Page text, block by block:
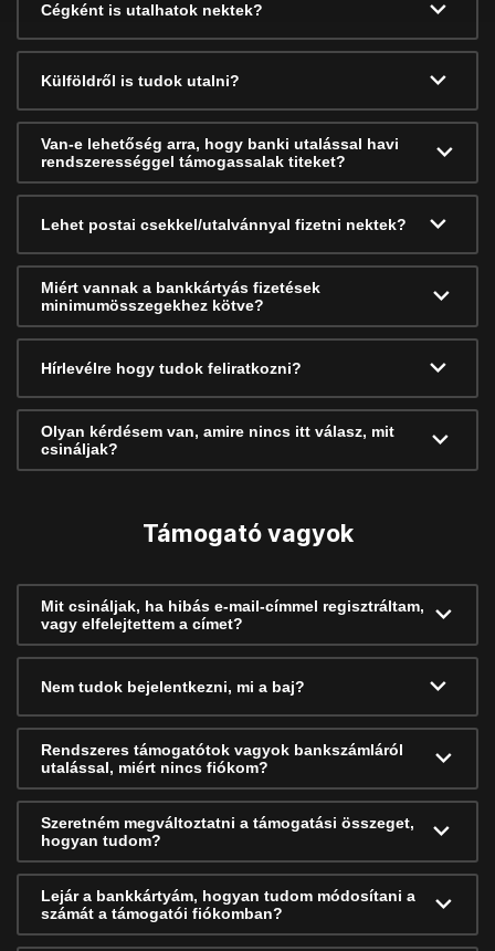
Cégként is utalhatok nektek?
Külföldről is tudok utalni?
Van-e lehetőség arra, hogy banki utalással havi
rendszerességgel támogassalak titeket?
Lehet postai csekkel/utalvánnyal fizetni nektek?
Miért vannak a bankkártyás fizetések
minimumösszegekhez kötve?
Hírlevélre hogy tudok feliratkozni?
Olyan kérdésem van, amire nincs itt válasz, mit
csináljak?
Támogató vagyok
Mit csináljak, ha hibás e-mail-címmel regisztráltam,
vagy elfelejtettem a címet?
Nem tudok bejelentkezni, mi a baj?
Rendszeres támogatótok vagyok bankszámláról
utalással, miért nincs fiókom?
Szeretném megváltoztatni a támogatási összeget,
hogyan tudom?
Lejár a bankkártyám, hogyan tudom módosítani a
számát a támogatói fiókomban?